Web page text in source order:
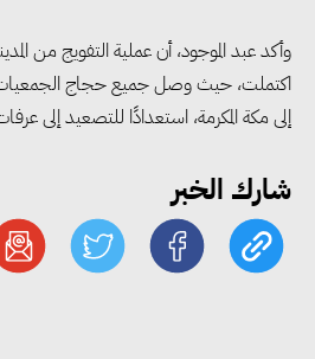
وأكد عبد الموجود، أن عملية التفويج من
اكتملت، حيث وصل جميع حجاج الجمعيات
إلى مكة المكرمة، استعدادًا للتصعيد إلى
شارك الخبر
وزير الصناعة
الصين تعزيز
وجذب استثمارات
رغبات المرحلة
الطلاب إلى سرعة